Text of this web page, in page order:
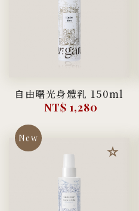
自由曙光身體乳 150ml
NT$ 1,280